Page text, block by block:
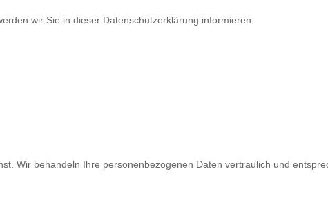
wir Sie in dieser Datenschutzerklärung informieren.
Wir behandeln Ihre personenbezogenen Daten vertraulich und